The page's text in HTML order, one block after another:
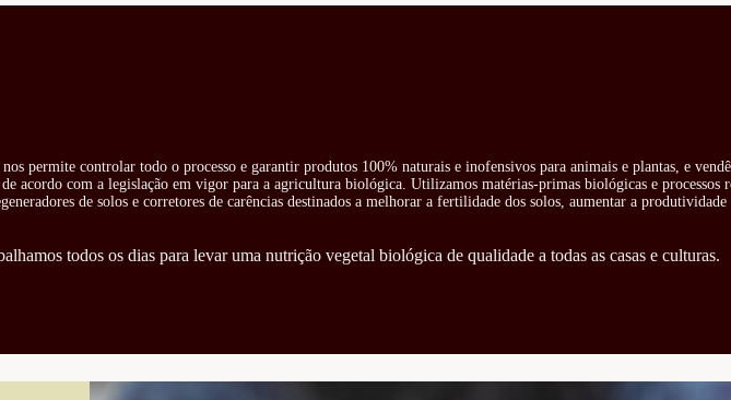
permite controlar todo o processo e garantir produtos 100% naturais e inofensivos para animais e plantas, e
acordo com a legislação em vigor para a agricultura biológica. Utilizamos matérias-primas biológicas e processos
de solos e corretores de carências destinados a melhorar a fertilidade dos solos, aumentar a
todos os dias para levar uma nutrição vegetal biológica de qualidade a todas as casas e culturas.